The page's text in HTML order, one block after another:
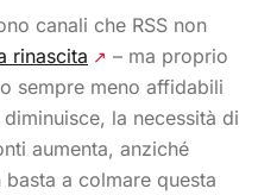
canali che RSS non
rinascita ↗ – ma proprio
sempre meno affidabili
la necessità di
aumenta, anziché
a colmare questa